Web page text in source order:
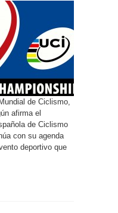
de Ciclismo,
afirma el
de Ciclismo
con su agenda
deportivo que